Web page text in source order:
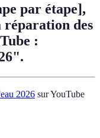
par étape],
réparation des
:
2026 sur YouTube